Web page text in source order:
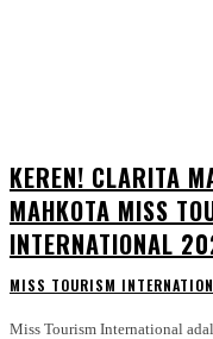
KEREN! CLARITA
MAHKOTA MISS
INTERNATIONAL
MISS TOURISM
Miss Tourism International